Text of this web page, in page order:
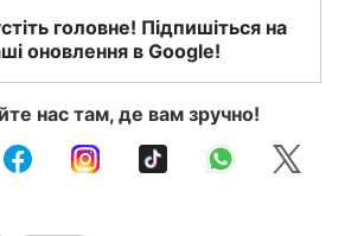
головне! Підпишіться на
оновлення в Google!
нас там, де вам зручно!